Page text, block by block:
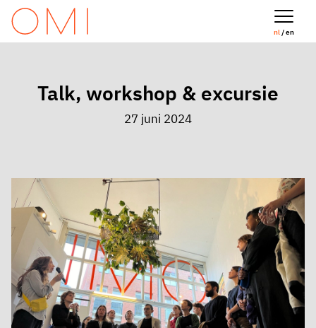
nl/ en
Talk, workshop & excursie
27 juni 2024